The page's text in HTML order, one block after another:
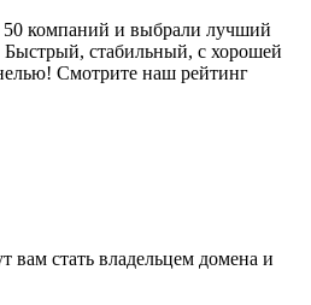
компаний и выбрали лучший
Быстрый, стабильный, с хорошей
Смотрите наш рейтинг
вам стать владельцем домена и